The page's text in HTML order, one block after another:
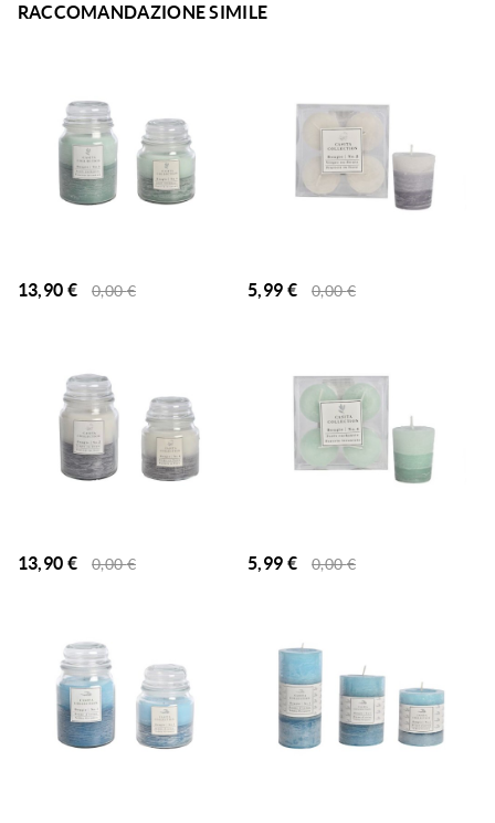
RACCOMANDAZIONE SIMILE
13,90 € 0,00€ 5,99 € 0,00€
13,90 € 0,00€ 5,99 € 0,00€